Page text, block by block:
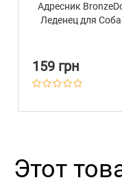
Адресник
Леденец для
159 грн
Этот